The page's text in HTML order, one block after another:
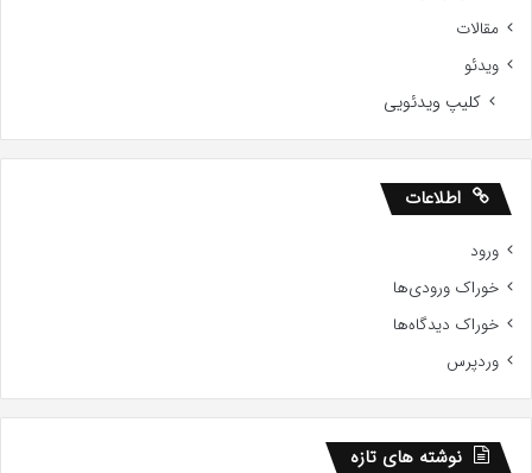
مقالات
ویدئو
کلیپ ویدئویی
اطلاعات
ورود
خوراک ورودی‌ها
خوراک دیدگاه‌ها
وردپرس
نوشته های تازه